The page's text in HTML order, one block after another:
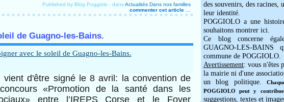
Published by Blog Poggiolo - dansActualités Dans nos familles
commenter cet article
de Guagno-les-Bains.
vient d'être signé le 8 avril: la convention de
«Promotion de la santé dans les
entre l’IREPS Corse et le Foyer
des souvenirs, des racines,
leur identité.
POGGIOLO a une
souhaitons montrer ici.
Ce blog concerne
GUAGNO-LES-
commune de POGGIOLO.
Avertissement: vous n'êtes
la mairie ni d'une
un blog politique.
POGGIOLO peut y
suggestions, textes et